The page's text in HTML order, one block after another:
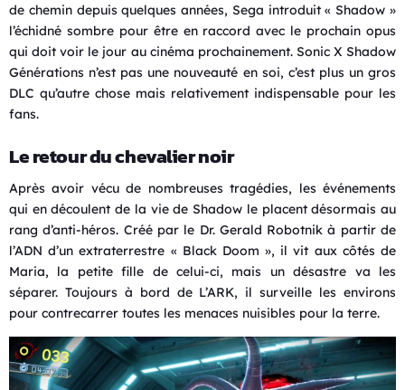
de chemin depuis quelques années, Sega introduit « Shadow »
l’échidné sombre pour être en raccord avec le prochain opus
qui doit voir le jour au cinéma prochainement. Sonic X Shadow
Générations n’est pas une nouveauté en soi, c’est plus un gros
DLC qu’autre chose mais relativement indispensable pour les
fans.
Le retour du chevalier noir
Après avoir vécu de nombreuses tragédies, les événements
qui en découlent de la vie de Shadow le placent désormais au
rang d’anti-héros. Créé par le Dr. Gerald Robotnik à partir de
l’ADN d’un extraterrestre « Black Doom », il vit aux côtés de
Maria, la petite fille de celui-ci, mais un désastre va les
séparer. Toujours à bord de L’ARK, il surveille les environs
pour contrecarrer toutes les menaces nuisibles pour la terre.